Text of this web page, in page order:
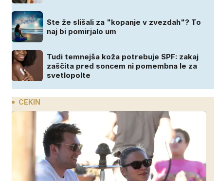
Ste že slišali za "kopanje v zvezdah"? To
naj bi pomirjalo um
Tudi temnejša koža potrebuje SPF: zakaj
zaščita pred soncem ni pomembna le za
svetlopolte
CEKIN